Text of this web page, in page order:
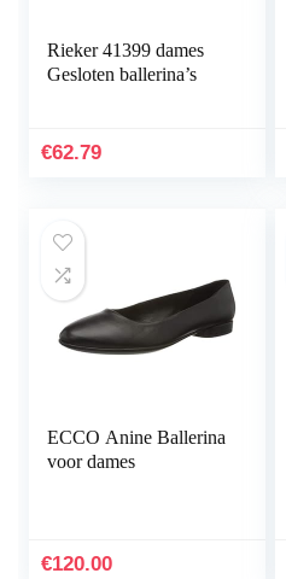
Rieker 41399 dames
Gesloten ballerina’s
€62.79
ECCO Anine Ballerina
voor dames
€120.00